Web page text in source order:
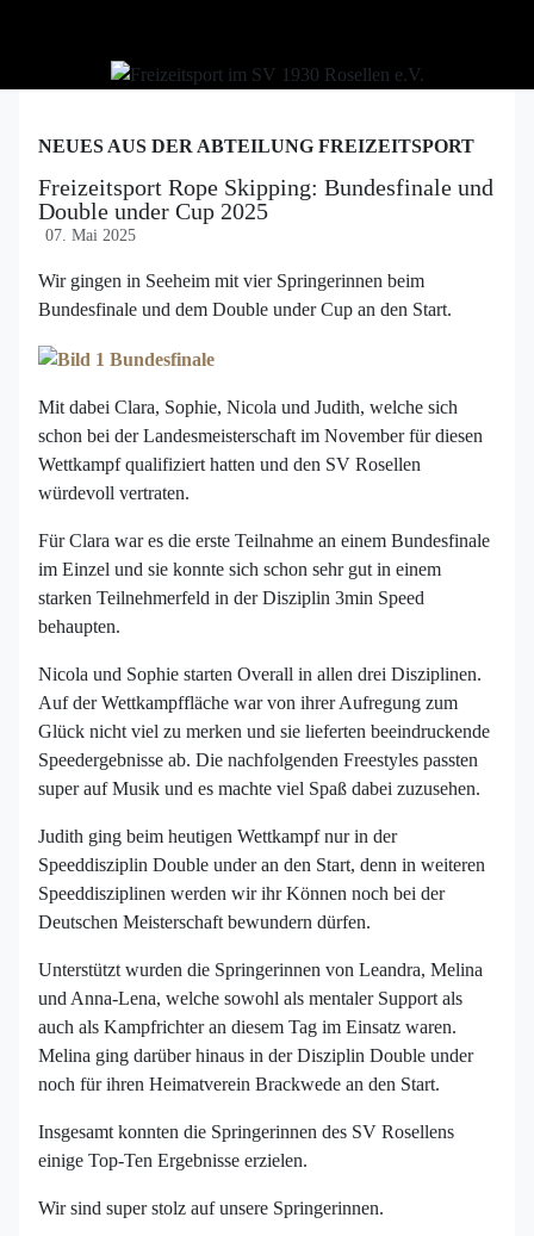
NEUES AUS DER ABTEILUNG FREIZEITSPORT
Freizeitsport Rope Skipping: Bundesfinale und
Double under Cup 2025
07. Mai 2025
Wir gingen in Seeheim mit vier Springerinnen beim
Bundesfinale und dem Double under Cup an den Start.
Mit dabei Clara, Sophie, Nicola und Judith, welche sich
schon bei der Landesmeisterschaft im November für diesen
Wettkampf qualifiziert hatten und den SV Rosellen
würdevoll vertraten.
Für Clara war es die erste Teilnahme an einem Bundesfinale
im Einzel und sie konnte sich schon sehr gut in einem
starken Teilnehmerfeld in der Disziplin 3min Speed
behaupten.
Nicola und Sophie starten Overall in allen drei Disziplinen.
Auf der Wettkampffläche war von ihrer Aufregung zum
Glück nicht viel zu merken und sie lieferten beeindruckende
Speedergebnisse ab. Die nachfolgenden Freestyles passten
super auf Musik und es machte viel Spaß dabei zuzusehen.
Judith ging beim heutigen Wettkampf nur in der
Speeddisziplin Double under an den Start, denn in weiteren
Speeddisziplinen werden wir ihr Können noch bei der
Deutschen Meisterschaft bewundern dürfen.
Unterstützt wurden die Springerinnen von Leandra, Melina
und Anna-Lena, welche sowohl als mentaler Support als
auch als Kampfrichter an diesem Tag im Einsatz waren.
Melina ging darüber hinaus in der Disziplin Double under
noch für ihren Heimatverein Brackwede an den Start.
Insgesamt konnten die Springerinnen des SV Rosellens
einige Top-Ten Ergebnisse erzielen.
Wir sind super stolz auf unsere Springerinnen.